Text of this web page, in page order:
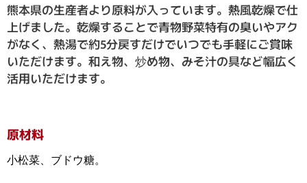
熊本県の生産者より原料が入っています。熱風乾燥で仕
上げました。乾燥することで青物野菜特有の臭いやアク
がなく、熱湯で約5分戻すだけでいつでも手軽にご賞味
いただけます。和え物、炒め物、みそ汁の具など幅広く
活用いただけます。
原材料
小松菜、ブドウ糖。